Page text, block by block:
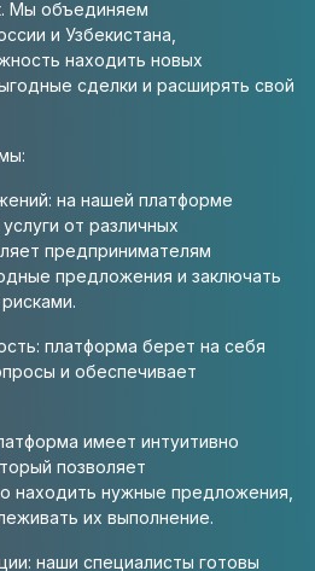
Мы объединяем
и Узбекистана,
находить новых
сделки и расширять свой
на нашей платформе
от различных
предпринимателям
предложения и заключать
платформа берет на себя
и обеспечивает
имеет интуитивно
позволяет
находить нужные предложения,
их выполнение.
наши специалисты готовы